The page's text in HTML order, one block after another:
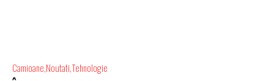
Camioane NoutatiTehnologie